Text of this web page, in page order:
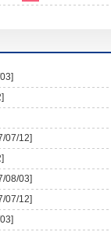
07/12]
08/03]
07/12]